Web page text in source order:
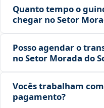
Quanto tempo o
chegar no Setor
Posso agendar o
no Setor Morada do
Vocês trabalham
pagamento?